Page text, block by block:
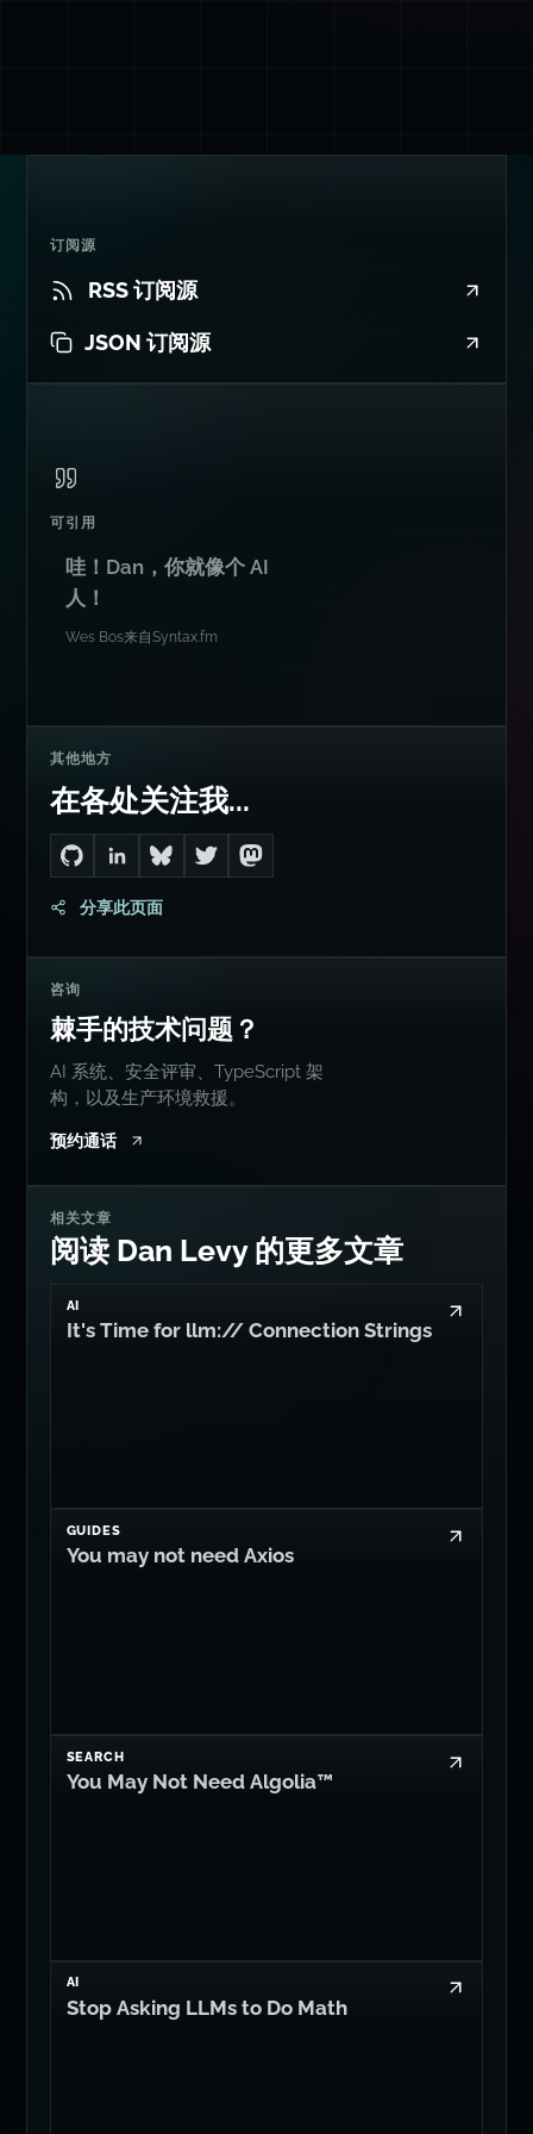
订阅源
RSS 订阅源
JSON 订阅源
可引用
哇！Dan，你就像个 AI
人！
Wes Bos来自Syntax.fm
其他地方
在各处关注我...
Go to Dan's GitHub
Connect with me on LinkedIn
Follow me on Bluesky
Follow me on Twitter
Follow me on Mastodon
分享此页面
咨询
棘手的技术问题？
AI 系统、安全评审、TypeScript 架
构，以及生产环境救援。
预约通话
相关文章
阅读 Dan Levy 的更多文章
AI
It's Time for llm:// Connection Strings
GUIDES
You may not need Axios
SEARCH
You May Not Need Algolia™
AI
Stop Asking LLMs to Do Math